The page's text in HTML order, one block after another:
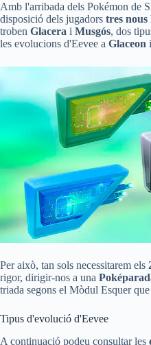
Amb l'arribada dels Pokémon de
disposició dels jugadors tres
troben Glacera i Musgós, dos
les evolucions d'Eevee a Glaceon i
Per això, tan sols necessitarem els
rigor, dirigir-nos a una
triada segons el Mòdul Esquer
Tipus d'evolució d'Eevee
A continuació podeu consultar les